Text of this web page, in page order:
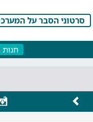
סרטוני הסבר על